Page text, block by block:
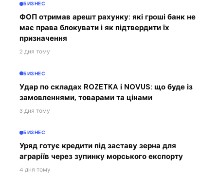
БИЗНЕС
ФОП отримав арешт рахунку: які гроші банк не
має права блокувати і як підтвердити їх
призначення
2 дня тому
БИЗНЕС
Удар по складах ROZETKA і NOVUS: що буде із
замовленнями, товарами та цінами
3 дня тому
БИЗНЕС
Уряд готує кредити під заставу зерна для
аграріїв через зупинку морського експорту
4 дня тому